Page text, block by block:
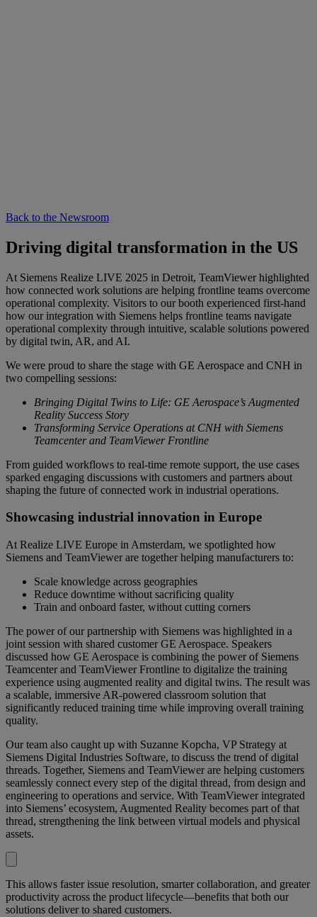
Back to the Newsroom
Driving digital transformation in the US
At Siemens Realize LIVE 2025 in Detroit, TeamViewer highlighted
how connected work solutions are helping frontline teams overcome
operational complexity. Visitors to our booth experienced first-hand
how our integration with Siemens helps frontline teams navigate
operational complexity through intuitive, scalable solutions powered
by digital twin, AR, and AI.
We were proud to share the stage with GE Aerospace and CNH in
two compelling sessions:
Bringing Digital Twins to Life: GE Aerospace’s Augmented
Reality Success Story
Transforming Service Operations at CNH with Siemens
Teamcenter and TeamViewer Frontline
From guided workflows to real-time remote support, the use cases
sparked engaging discussions with customers and partners about
shaping the future of connected work in industrial operations.
Showcasing industrial innovation in Europe
At Realize LIVE Europe in Amsterdam, we spotlighted how
Siemens and TeamViewer are together helping manufacturers to:
Scale knowledge across geographies
Reduce downtime without sacrificing quality
Train and onboard faster, without cutting corners
The power of our partnership with Siemens was highlighted in a
joint session with shared customer GE Aerospace. Speakers
discussed how GE Aerospace is combining the power of Siemens
Teamcenter and TeamViewer Frontline to digitalize the training
experience using augmented reality and digital twins. The result was
a scalable, immersive AR-powered classroom solution that
significantly reduced training time while improving overall training
quality.
Our team also caught up with Suzanne Kopcha, VP Strategy at
Siemens Digital Industries Software, to discuss the trend of digital
threads. Together, Siemens and TeamViewer are helping customers
seamlessly connect every step of the digital thread, from design and
engineering to operations and service. With TeamViewer integrated
into Siemens’ ecosystem, Augmented Reality becomes part of that
thread, strengthening the link between virtual models and physical
assets.
This allows faster issue resolution, smarter collaboration, and greater
productivity across the product lifecycle—benefits that both our
solutions deliver to shared customers.